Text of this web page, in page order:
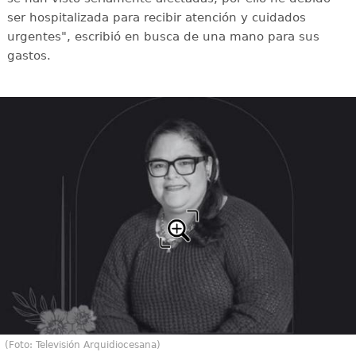
ser hospitalizada para recibir atención y cuidados
urgentes", escribió en busca de una mano para sus
gastos.
(Foto: Televisión Arquidiocesana)